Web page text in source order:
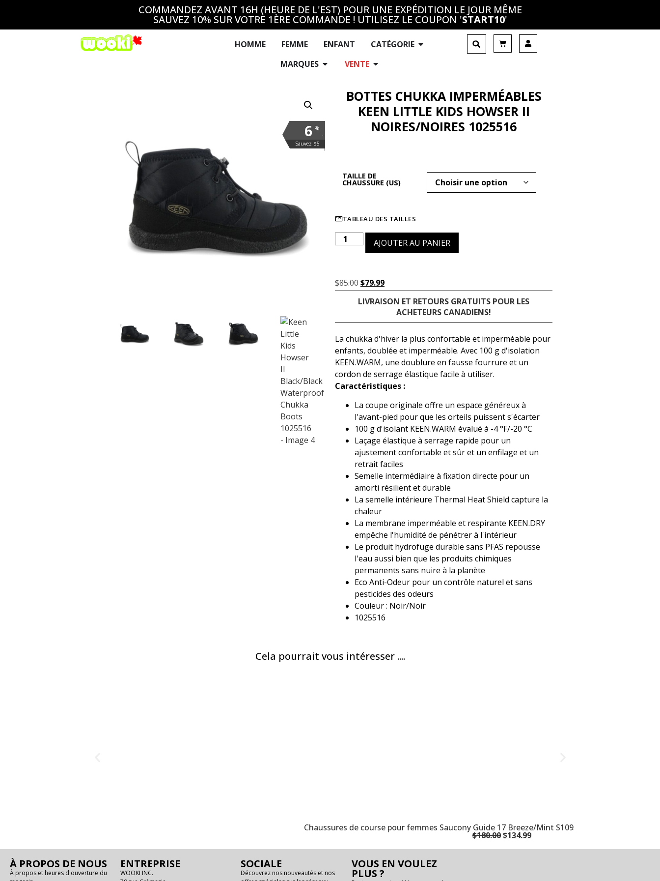
COMMANDEZ AVANT 16H (HEURE DE L'EST) POUR UNE EXPÉDITION LE JOUR MÊME
SAUVEZ 10% SUR VOTRE 1ÈRE COMMANDE ! UTILISEZ LE COUPON 'START10'
HOMME FEMME ENFANT
CATÉGORIE
MARQUES
VENTE
%
6
Sauvez $5
BOTTES CHUKKA IMPERMÉABLES
KEEN LITTLE KIDS HOWSER II
NOIRES/NOIRES 1025516
TAILLE DE
CHAUSSURE (US)
TABLEAU DES TAILLES
AJOUTER AU PANIER
$85.00$79.99
LIVRAISON ET RETOURS GRATUITS POUR LES
ACHETEURS CANADIENS!
La chukka d'hiver la plus confortable et imperméable pour
enfants, doublée et imperméable. Avec 100 g d'isolation
KEEN.WARM, une doublure en fausse fourrure et un
cordon de serrage élastique facile à utiliser.
Caractéristiques :
La coupe originale offre un espace généreux à
l'avant-pied pour que les orteils puissent s'écarter
100 g d'isolant KEEN.WARM évalué à -4 °F/-20 °C
Laçage élastique à serrage rapide pour un
ajustement confortable et sûr et un enfilage et un
retrait faciles
Semelle intermédiaire à fixation directe pour un
amorti résilient et durable
La semelle intérieure Thermal Heat Shield capture la
chaleur
La membrane imperméable et respirante KEEN.DRY
empêche l'humidité de pénétrer à l'intérieur
Le produit hydrofuge durable sans PFAS repousse
l'eau aussi bien que les produits chimiques
permanents sans nuire à la planète
Eco Anti-Odeur pour un contrôle naturel et sans
pesticides des odeurs
Couleur : Noir/Noir
1025516
Cela pourrait vous intéresser ....
Chaussures de course pour femmes Saucony Guide 17 Breeze/Mint S10936-115
$180.00$134.99
À PROPOS DE NOUS
À propos et heures d'ouverture du
ENTREPRISE
WOOKI INC.
SOCIALE
Découvrez nos nouveautés et nos
VOUS EN VOULEZ
PLUS ?